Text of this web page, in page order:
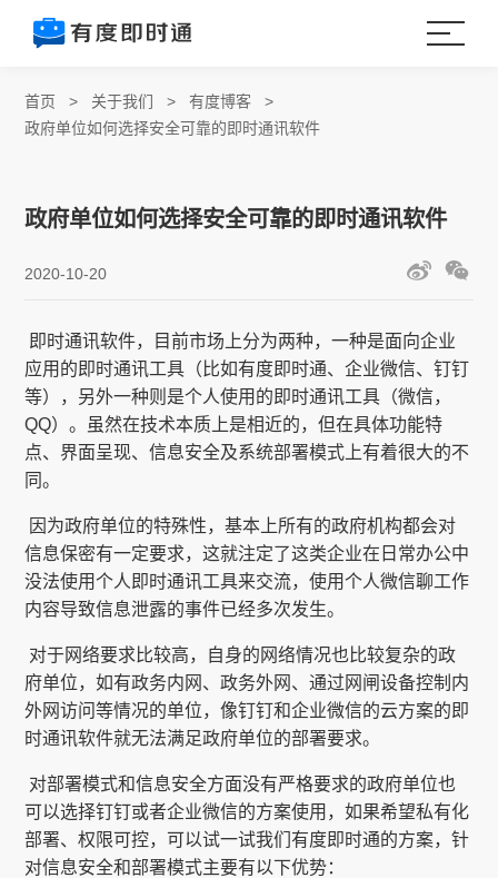
首页 > 关于我们 >有度博客 >
政府单位如何选择安全可靠的即时通讯软件
政府单位如何选择安全可靠的即时通讯软件
2020-10-20
​ 即时通讯软件，目前市场上分为两种，一种是面向企业
应用的即时通讯工具（比如有度即时通、企业微信、钉钉
等），另外一种则是个人使用的即时通讯工具（微信，
QQ）。虽然在技术本质上是相近的，但在具体功能特
点、界面呈现、信息安全及系统部署模式上有着很大的不
同。
​ 因为政府单位的特殊性，基本上所有的政府机构都会对
信息保密有一定要求，这就注定了这类企业在日常办公中
没法使用个人即时通讯工具来交流，使用个人微信聊工作
内容导致信息泄露的事件已经多次发生。
​ 对于网络要求比较高，自身的网络情况也比较复杂的政
府单位，如有政务内网、政务外网、通过网闸设备控制内
外网访问等情况的单位，像钉钉和企业微信的云方案的即
时通讯软件就无法满足政府单位的部署要求。
​ 对部署模式和信息安全方面没有严格要求的政府单位也
可以选择钉钉或者企业微信的方案使用，如果希望私有化
部署、权限可控，可以试一试我们有度即时通的方案，针
对信息安全和部署模式主要有以下优势：